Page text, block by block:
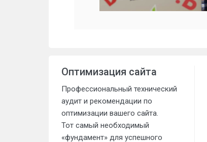
Оптимизация сайта
Профессиональный технический
аудит и рекомендации по
оптимизации вашего сайта.
Тот самый необходимый
«фундамент» для успешного